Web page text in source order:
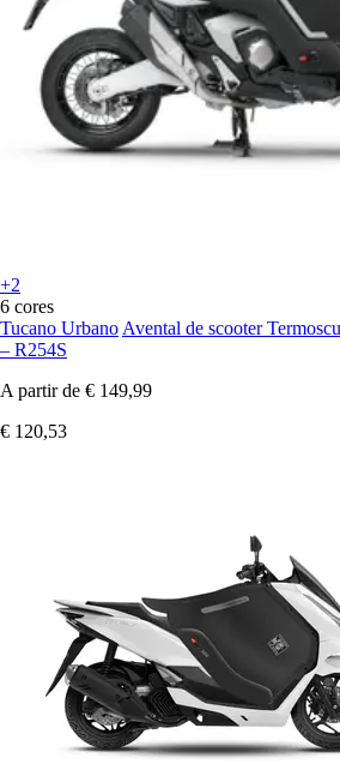
+2
6 cores
Tucano Urbano Avental de scooter
– R254S
A partir de € 149,99
€ 120,53